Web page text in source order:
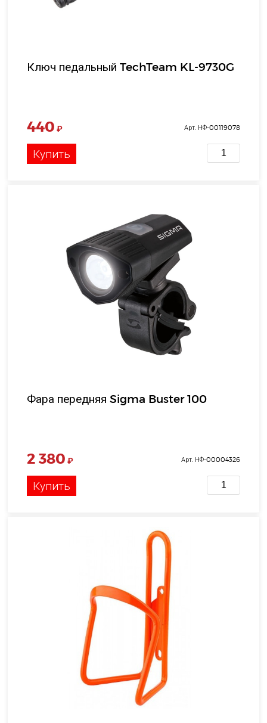
Ключ педальный TechTeam KL-9730G
440 ₽ Арт. НФ-00119078
Купить
Фара передняя Sigma Buster 100
2 380 ₽ Арт. НФ-00004326
Купить